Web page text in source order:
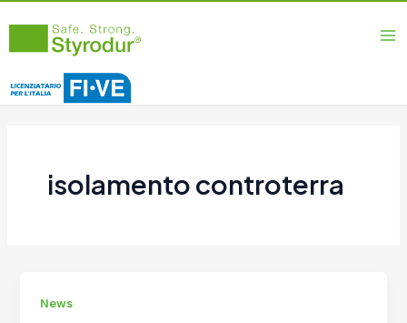
contenuto
isolamento controterra
News